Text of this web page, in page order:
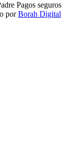
Pagos seguros
porBorah Digital